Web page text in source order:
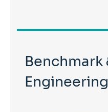
Benchmark & Reverse
Engineering